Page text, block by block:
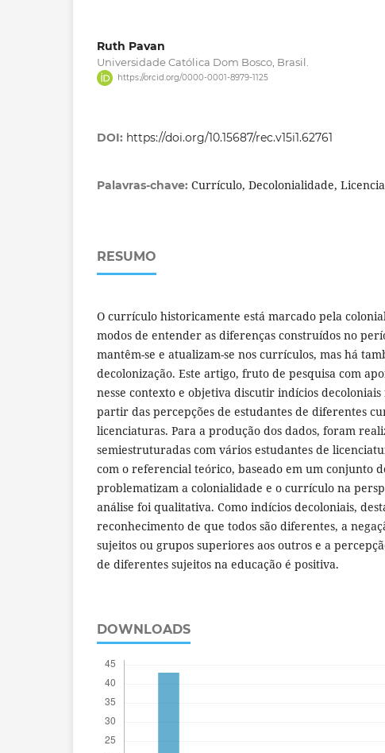
Ruth Pavan
Universidade Católica Dom Bosco, Brasil.
https://orcid.org/0000-0001-8979-1125
DOI: https://doi.org/10.15687/rec.v15i1.62761
Palavras-chave: Currículo, Decolonialidade,
RESUMO
O currículo historicamente está marcado pela
modos de entender as diferenças construídos no
mantêm-se e atualizam-se nos currículos, mas há
decolonização. Este artigo, fruto de pesquisa com
nesse contexto e objetiva discutir indícios
partir das percepções de estudantes de diferentes
licenciaturas. Para a produção dos dados, foram
semiestruturadas com vários estudantes de
com o referencial teórico, baseado em um conjunto
problematizam a colonialidade e o currículo na
análise foi qualitativa. Como indícios decoloniais,
reconhecimento de que todos são diferentes, a
sujeitos ou grupos superiores aos outros e a
de diferentes sujeitos na educação é positiva.
DOWNLOADS